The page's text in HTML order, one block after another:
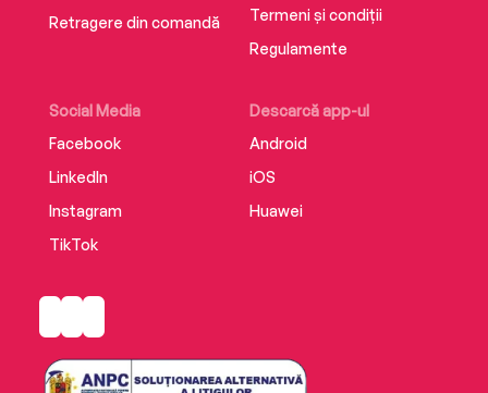
Retragere din comandă
Social Media
Facebook
LinkedIn
Instagram
TikTok
Descarcă app-ul
Android
iOS
Huawei
Termeni și condiții
Regulamente